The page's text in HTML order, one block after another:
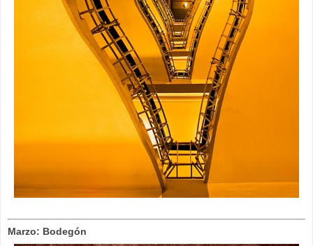
Marzo: Bodegón